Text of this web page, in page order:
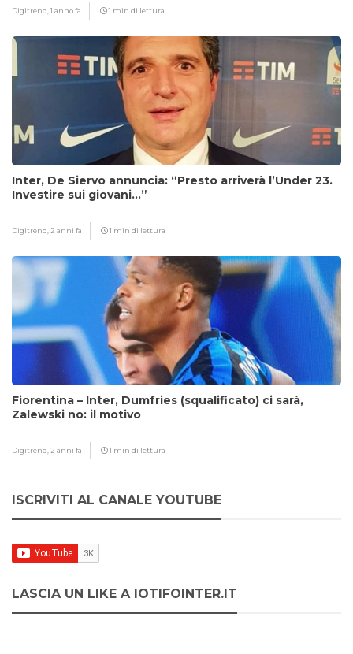
Digitrend,1 anno fa 1 min di lettura
Inter, De Siervo annuncia: “Presto arriverà l’Under 23.
Investire sui giovani…”
Digitrend, 2 anni fa 1 min di lettura
Fiorentina – Inter, Dumfries (squalificato) ci sarà,
Zalewski no: il motivo
Digitrend, 2 anni fa 1 min di lettura
ISCRIVITI AL CANALE YOUTUBE
LASCIA UN LIKE A IOTIFOINTER.IT